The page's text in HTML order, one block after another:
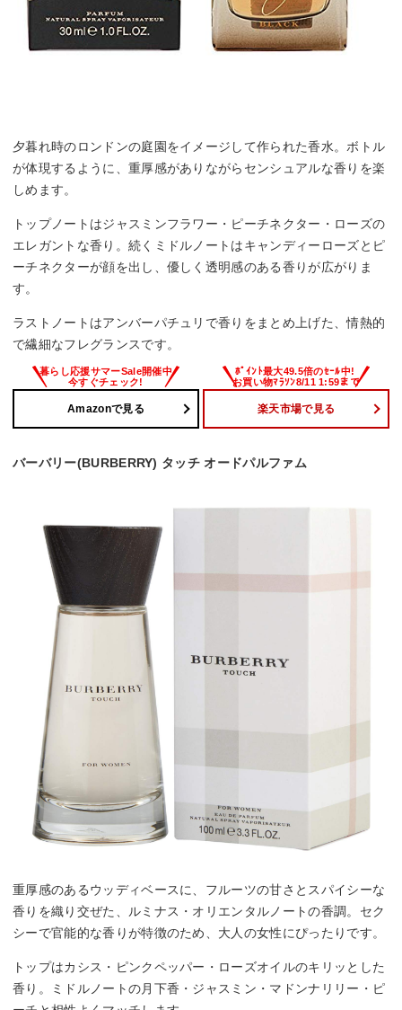
夕暮れ時のロンドンの庭園をイメージして作られた香水。ボトル
が体現するように、重厚感がありながらセンシュアルな香りを楽
しめます。
トップノートはジャスミンフラワー・ピーチネクター・ローズの
エレガントな香り。続くミドルノートはキャンディーローズとピ
ーチネクターが顔を出し、優しく透明感のある香りが広がりま
す。
ラストノートはアンバーパチュリで香りをまとめ上げた、情熱的
で繊細なフレグランスです。
Amazonで見る 楽天市場で見る
バーバリー(BURBERRY) タッチ オードパルファム
重厚感のあるウッディベースに、フルーツの甘さとスパイシーな
香りを織り交ぜた、ルミナス・オリエンタルノートの香調。セク
シーで官能的な香りが特徴のため、大人の女性にぴったりです。
トップはカシス・ピンクペッパー・ローズオイルのキリッとした
香り。ミドルノートの月下香・ジャスミン・マドンナリリー・ピ